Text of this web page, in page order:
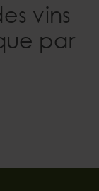
vins
par